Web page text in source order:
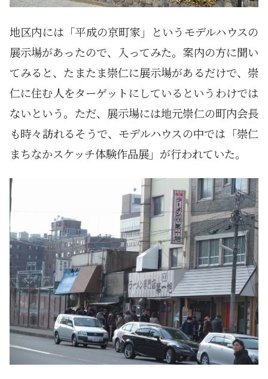
地区内には「平成の京町家」というモデルハウスの
展示場があったので、入ってみた。案内の方に聞い
てみると、たまたま崇仁に展示場があるだけで、崇
仁に住む人をターゲットにしているというわけでは
ないという。ただ、展示場には地元崇仁の町内会長
も時々訪れるそうで、モデルハウスの中では「崇仁
まちなかスケッチ体験作品展」が行われていた。